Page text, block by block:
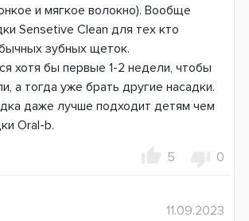
7000) (PRO, Triumph)
PRO 2
PRO 3
(Smart 4)
Тачки, Принцесса)
(Genius)
и мягкое волокно). Вообще
Sensetive Clean для тех кто
зубных щеток.
хотя бы первые 1-2 недели, чтобы
а тогда уже брать другие насадки.
даже лучше подходит детям чем
Oral-b.
5 0
11.09.2023